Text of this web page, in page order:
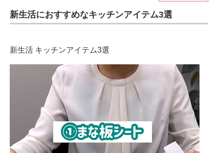
ITの今と未来を見通す
好きが集まる 比べて選べる
ビジネスと働き方のヒント
AI活用のいまが分かる
企業ITのトレンドを詳説
新生活におすすめなキッチンアイテム3選
新生活 キッチンアイテム3選